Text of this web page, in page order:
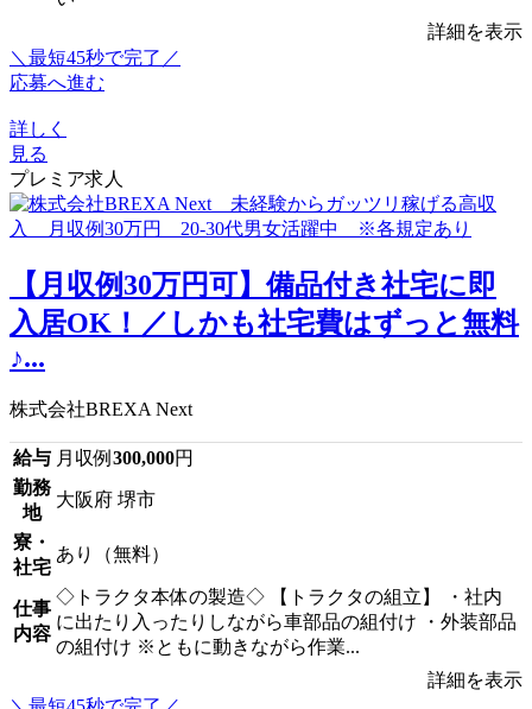
詳細を表示
＼最短45秒で完了／
応募へ進む
詳しく
見る
プレミア求人
【月収例30万円可】備品付き社宅に即
入居OK！／しかも社宅費はずっと無料
♪...
株式会社BREXA Next
給与 月収例 300,000円
勤務
地
大阪府 堺市
寮・
社宅
あり（無料）
仕事
内容
◇トラクタ本体の製造◇ 【トラクタの組立】 ・社内
に出たり入ったりしながら車部品の組付け ・外装部品
の組付け ※ともに動きながら作業...
詳細を表示